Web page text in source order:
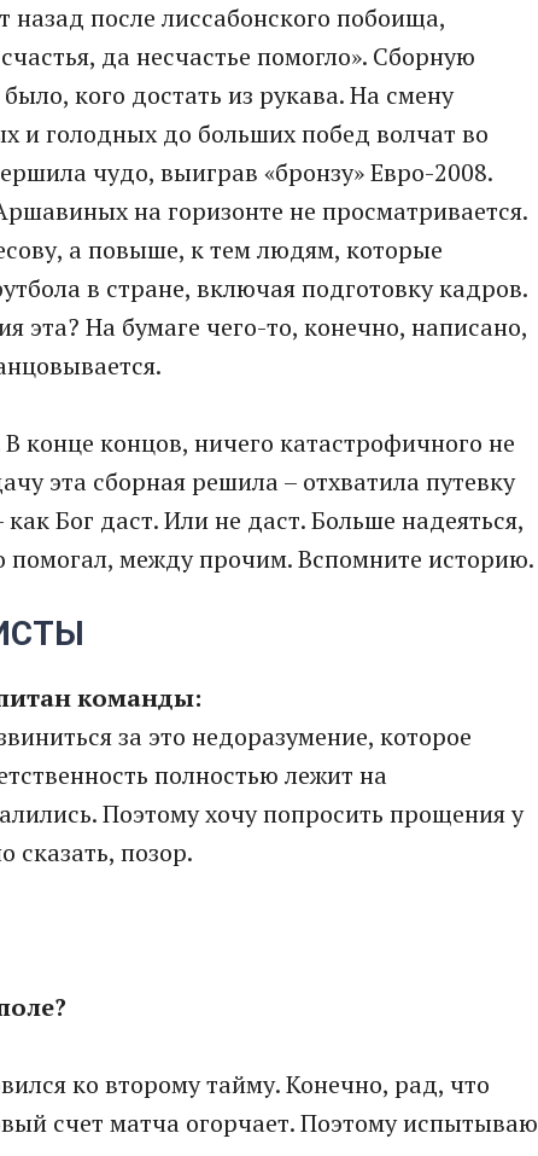
назад после лиссабонского побоища,
да несчастье помогло». Сборную
кого достать из рукава. На смену
и голодных до больших побед волчат во
чудо, выиграв «бронзу» Евро-2008.
на горизонте не просматривается.
а повыше, к тем людям, которые
в стране, включая подготовку кадров.
эта? На бумаге чего-то, конечно, написано,
конце концов, ничего катастрофичного не
эта сборная решила – отхватила путевку
Бог даст. Или не даст. Больше надеяться,
помогал, между прочим. Вспомните историю.
команды:
за это недоразумение, которое
полностью лежит на
Поэтому хочу попросить прощения у
сказать, позор.
ко второму тайму. Конечно, рад, что
счет матча огорчает. Поэтому испытываю